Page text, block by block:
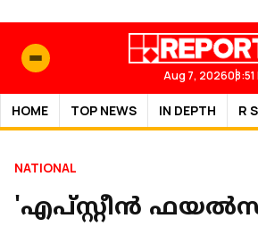
Aug 7, 202608:51
HOME TOP NEWS IN DEPTH R
NATIONAL
'എപ്സ്റ്റീന്‍